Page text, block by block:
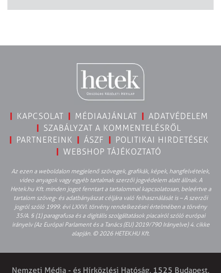
KAPCSOLAT MÉDIAAJÁNLAT
ADATVÉDELEM
SZABÁLYZAT A KOMMENTELÉSRŐL
PARTNEREINK
ÁSZF
POLITIKAI HIRDETÉSEK
WEBSHOP TÁJÉKOZTATÓ
Az ezen a weboldalon megjelenő szövegek, grafikák, képek, hangfelvételek,
video anyagok vagy egyéb tartalmak szerzői jogvédelem alatt állnak. A
Hetek.hu Kft. minden jogot fenntart a tartalommal kapcsolatosan, beleértve a
tartalom szöveg- és adatbányászat céljára való felhasználását is – A szerzői
jogról szóló 1999. évi LXXVI. törvény rendelkezései értelmében a törvény
35/A. § (1) paragrafusa és a digitális szolgáltatások piacairól szóló európai
irányelv (Az Európai Parlament és a Tanács (EU) 2019/790 Irányelve) 4. cikke
alapján. © 2026 HETEK.HU Kft.
Nemzeti Média - és Hírközlési Hatóság, 1525 Budapest,